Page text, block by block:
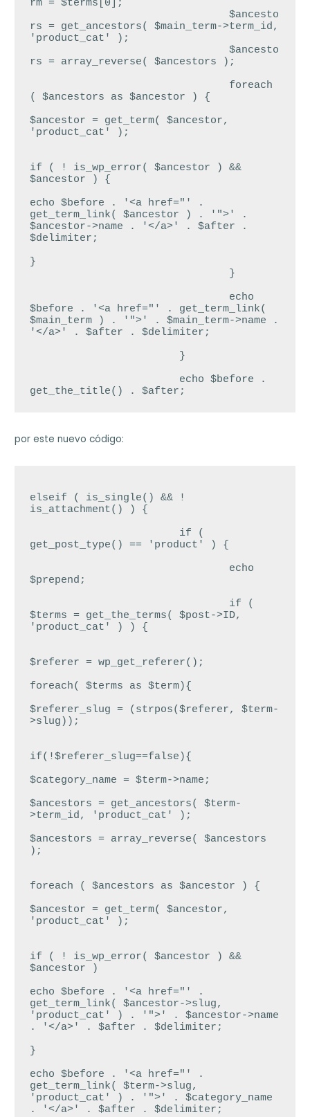
rm = $terms[0];
rs = get_ancestors( $main_term->term_id,
'product_cat' );
rs = array_reverse( $ancestors );
( $ancestors as $ancestor ) {
$ancestor = get_term( $ancestor,
'product_cat' );
if ( ! is_wp_error( $ancestor ) &&
$ancestor ) {
echo $before . '<a href="' .
get_term_link( $ancestor ) . '">' .
$ancestor->name . '</a>' . $after .
$delimiter;
}
$before . '<a href="' . get_term_link(
$main_term ) . '">' . $main_term->name .
'</a>' . $after . $delimiter;
por este nuevo código:
elseif ( is_single() && !
is_attachment() ) {
get_post_type() == 'product' ) {
$prepend;
$terms = get_the_terms( $post->ID,
'product_cat' ) ) {
$referer = wp_get_referer();
foreach( $terms as $term){
$referer_slug = (strpos($referer, $term-
>slug));
if(!$referer_slug==false){
$category_name = $term->name;
$ancestors = get_ancestors( $term-
>term_id, 'product_cat' );
$ancestors = array_reverse( $ancestors
);
foreach ( $ancestors as $ancestor ) {
$ancestor = get_term( $ancestor,
'product_cat' );
if ( ! is_wp_error( $ancestor ) &&
$ancestor )
echo $before . '<a href="' .
get_term_link( $ancestor->slug,
'product_cat' ) . '">' . $ancestor->name
. '</a>' . $after . $delimiter;
}
echo $before . '<a href="' .
get_term_link( $term->slug,
'product_cat' ) . '">' . $category_name
. '</a>' . $after . $delimiter;